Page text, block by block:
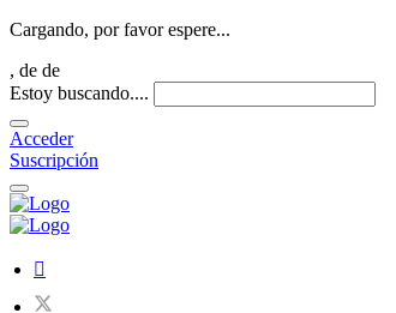
Cargando, por favor espere...
, de de
Estoy buscando....
Acceder
Suscripción